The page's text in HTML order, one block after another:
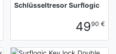
Schlüsseltresor Surflogic
4990 €